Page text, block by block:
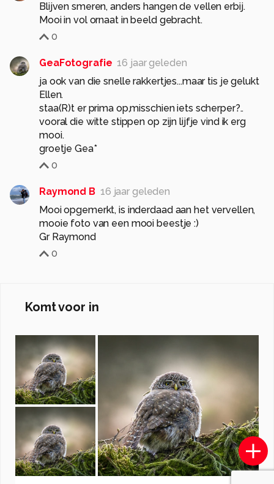
Blijven smeren, anders hangen de vellen erbij.
Mooi in vol ornaat in beeld gebracht.
0
GeaFotografie 16 jaar geleden
ja ook van die snelle rakkertjes...maar tis je gelukt
Ellen.
staa(R)t er prima op,misschien iets scherper?..
vooral die witte stippen op zijn lijfje vind ik erg
mooi.
groetje Gea*
0
Raymond B 16 jaar geleden
Mooi opgemerkt, is inderdaad aan het vervellen,
mooie foto van een mooi beestje :)
Gr Raymond
0
Komt voor in